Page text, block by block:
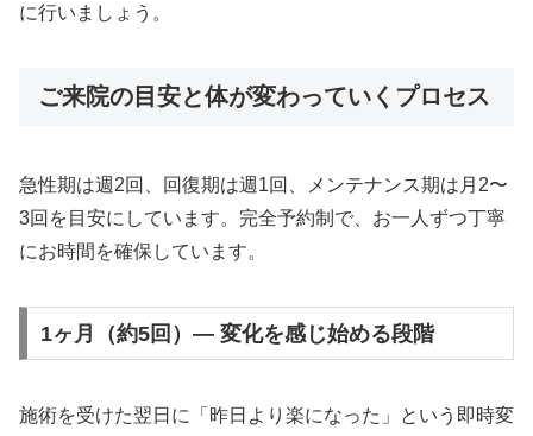
に行いましょう。
ご来院の目安と体が変わっていくプロセス
急性期は週2回、回復期は週1回、メンテナンス期は月2〜
3回を目安にしています。完全予約制で、お一人ずつ丁寧
にお時間を確保しています。
1ヶ月（約5回）— 変化を感じ始める段階
施術を受けた翌日に「昨日より楽になった」という即時変